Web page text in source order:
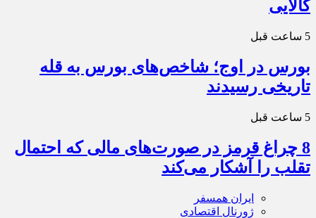
کالایی
5 ساعت قبل
بورس در اوج؛ شاخص‌های بورس به قله
تاریخی رسیدند
5 ساعت قبل
8 چراغ قرمز در صورت‌های مالی که احتمال
تقلب را آشکار می‌کند
ایران همسفر
ژورنال اقتصادی